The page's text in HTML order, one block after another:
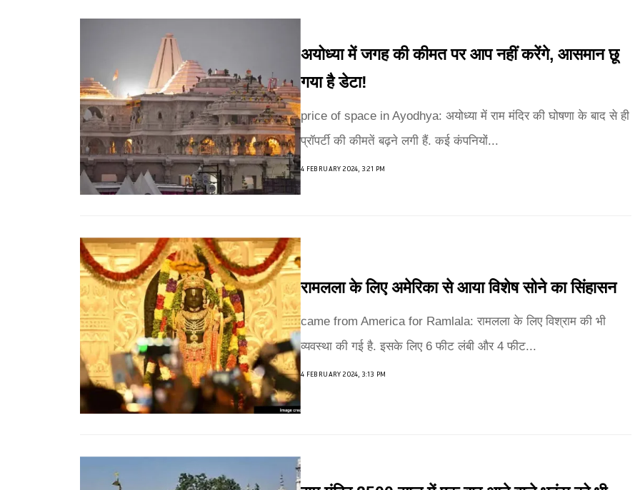
अयोध्या में जगह की कीमत पर आप नहीं करेंगे, आसमान छू
गया है डेटा!
price of space in Ayodhya: अयोध्या में राम मंदिर की घोषणा के बाद से ही
प्रॉपर्टी की कीमतें बढ़ने लगी हैं. कई कंपनियों...
4 FEBRUARY 2024, 3:21 PM
रामलला के लिए अमेरिका से आया विशेष सोने का सिंहासन
came from America for Ramlala: रामलला के लिए विश्राम की भी
व्यवस्था की गई है. इसके लिए 6 फीट लंबी और 4 फीट...
4 FEBRUARY 2024, 3:13 PM